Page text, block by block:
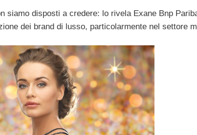
siamo disposti a credere: lo rivela Exane Bnp
dei brand di lusso, particolarmente nel settore